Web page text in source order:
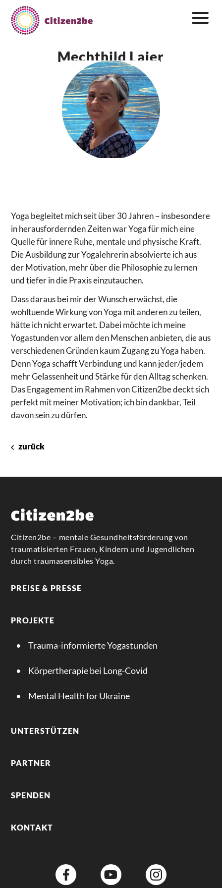
Inhalt
springen
Mechthild Laier
Yogalehrerin
Yoga begleitet mich seit über 30 Jahren – insbesondere
in herausfordernden Zeiten war Yoga für mich eine
Quelle für innere Ruhe, mentale und physische Kraft.
Die Ausbildung zur Yogalehrerin absolvierte ich aus
der Motivation, mehr über die Philosophie zu lernen
und tiefer in die Praxis einzutauchen.
Dass daraus bei mir der Wunsch erwächst, die
wohltuende Wirkung von Yoga mit anderen zu teilen,
hätte ich nicht erwartet. Dabei möchte ich meine
Yogastunden vor allem den Menschen anbieten, die aus
verschiedenen Gründen kaum Zugang zu Yoga haben.
Denn Yoga schafft Verbindung und kann jeder/jedem
mehr Gelassenheit und Stärke für den Alltag schenken.
Das Engagement im Rahmen von Citizen2be deckt sich
perfekt mit meiner Motivation; ich bin dankbar, Teil
davon sein zu dürfen.
zurück
Citizen2be – mentale Gesundheitsförderung von
traumatisierten Frauen, Kindern und Jugendlichen
durch traumasensibles Yoga.
PREISE & PRESSE
PROJEKTE
Trauma-informierte Yogastunden
Körpertherapie bei Long-Covid
Mental Health for Ukraine
UNTERSTÜTZEN
PARTNER
SPENDEN
KONTAKT